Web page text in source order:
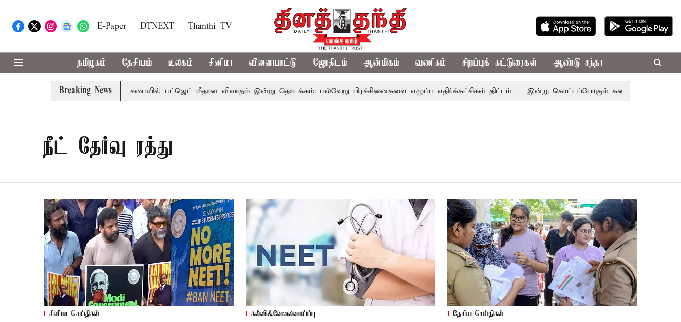
E-Paper DTNEXT Thanthi TV
தமிழகம் தேசியம் உலகம் சினிமா விளையாட்டு ஜோதிடம் ஆன்மிகம் வணிகம் சிறப்புக் கட்டுரைகள் ஆண்டு சந்தா
Breaking News
தடுமாற்றமா? சட்டசபையில் பட்ஜெட் மீதான விவாதம் இன்று தொடக்கம்: பல்வேறு பிரச்சினைகளை எழுப்ப எதிர்க்கட்சிகள் திட்டம் இன்று கொட்டப்போகும் கனமழை.. எந்தெந்த
நீட் தேர்வு ரத்து
சினிமா செய்திகள் கல்வி&வேலைவாய்ப்பு தேசிய செய்திகள்